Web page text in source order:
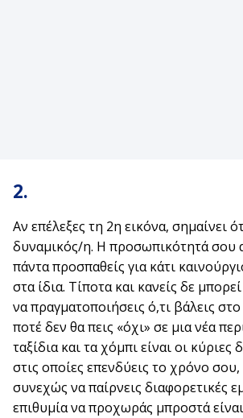
2.
Αν επέλεξες τη 2η εικόνα, σημαίνει
δυναμικός/η. Η προσωπικότητά σου
πάντα προσπαθείς για κάτι
στα ίδια. Τίποτα και κανείς δε
να πραγματοποιήσεις ό,τι βάλεις
ποτέ δεν θα πεις «όχι» σε μια νέα
ταξίδια και τα χόμπι είναι οι κύριες
στις οποίες επενδύεις το χρόνο
συνεχώς να παίρνεις διαφορετικές
επιθυμία να προχωράς μπροστά